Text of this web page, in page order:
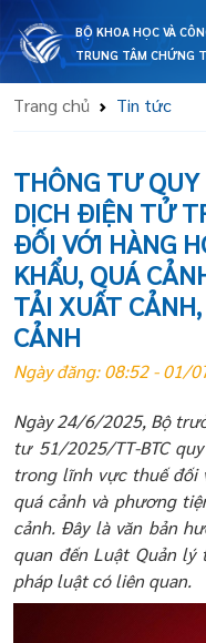
BỘ KHOA HỌC VÀ
TRUNG TÂM CHỨNG
Trang chủ Tin tức
THÔNG TƯ
DỊCH ĐIỆN TỬ
ĐỐI VỚI HÀNG
KHẨU, QUÁ
TẢI XUẤT
CẢNH
Ngày đăng: 08:52 - 01/
Ngày 24/6/2025, Bộ
tư 51/2025/TT-BTC
trong lĩnh vực thuế đối
quá cảnh và phương
cảnh. Đây là văn bản
quan đến Luật Quản lý
pháp luật có liên quan.